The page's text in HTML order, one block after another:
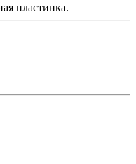
пластинка.